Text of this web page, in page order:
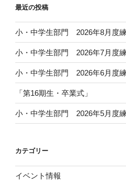
ン
最近の投稿
小・中学生部門 2026年8月度練
小・中学生部門 2026年7月度練
小・中学生部門 2026年6月度練
「第16期生・卒業式」
小・中学生部門 2026年5月度練
カテゴリー
イベント情報